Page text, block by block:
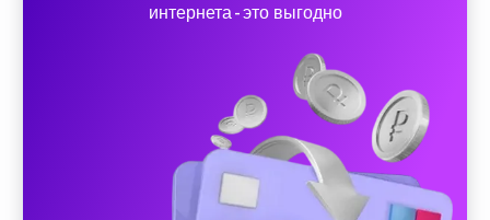
интернета - это выгодно